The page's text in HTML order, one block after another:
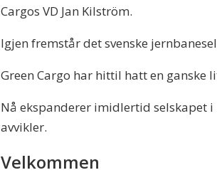
Cargos VD Jan Kilström.
Igjen fremstår det svenske
Green Cargo har hittil hatt en ganske
Nå ekspanderer imidlertid selskapet
avvikler.
Velkommen